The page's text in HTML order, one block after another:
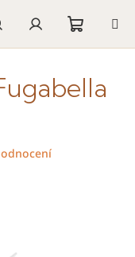
Přihlášení
košík